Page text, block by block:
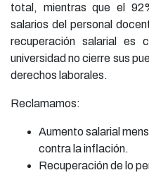
total, mientras que el
salarios del personal
recuperación salarial es
universidad no cierre sus
derechos laborales.
Reclamamos:
Aumento salarial
contra la inflación.
Recuperación de lo